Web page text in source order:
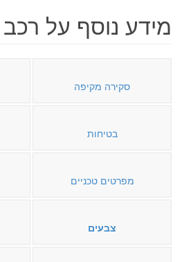
מידע נוסף על
סקירה מקיפה
בטיחות
מפרטים טכניים
צבעים